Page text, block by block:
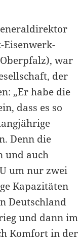
war
der
„Er habe die
dass es so
Denn die
und auch
um nur zwei
Kapazitäten
Deutschland
und dann im
Komfort in der